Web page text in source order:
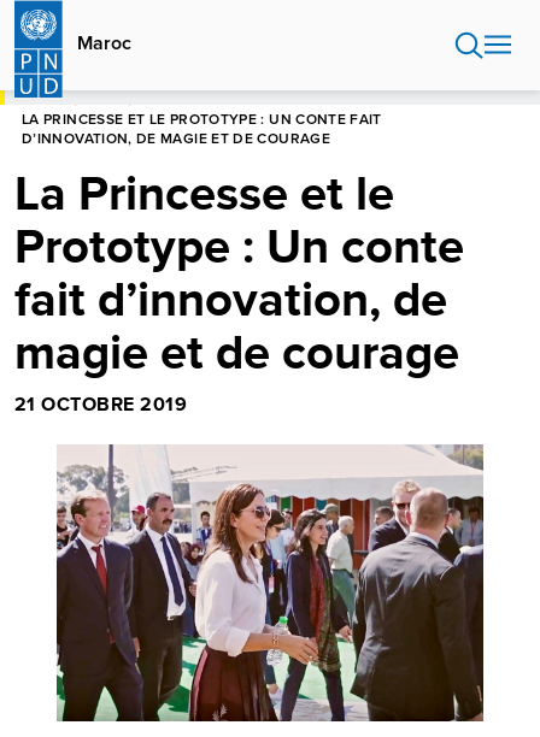
Aller
contenu
principal
Maroc
HOME
LA PRINCESSE ET LE PROTOTYPE : UN CONTE FAIT
D’INNOVATION, DE MAGIE ET DE COURAGE
La Princesse et le
Prototype : Un conte
fait d’innovation, de
magie et de courage
21 OCTOBRE 2019